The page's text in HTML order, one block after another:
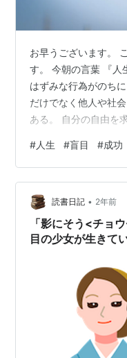
お早うございます。
す。 今朝の言葉 『人
はずみな行為がのち
だけでなく他人や社
ある。 自分の自由を
はあってはならない
たいことを引きずる
はいないかと。 私利
いないかと。 自分の
ぬぼれてはいけない
いけない。 未来に対
#人生 #盲目 #成功
読書日記 • 2年前
「影にそう<チョ
目の少女が生きて